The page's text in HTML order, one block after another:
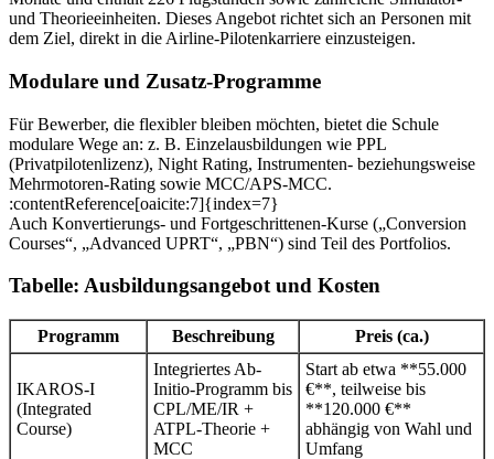
und Theorieeinheiten. Dieses Angebot richtet sich an Personen mit
dem Ziel, direkt in die Airline-Pilotenkarriere einzusteigen.
Modulare und Zusatz-Programme
Für Bewerber, die flexibler bleiben möchten, bietet die Schule
modulare Wege an: z. B. Einzelausbildungen wie PPL
(Privatpilotenlizenz), Night Rating, Instrumenten- beziehungsweise
Mehrmotoren‐Rating sowie MCC/APS-MCC.
:contentReference[oaicite:7]{index=7}
Auch Konvertierungs- und Fortgeschrittenen-Kur­s­e („Conversion
Courses“, „Advanced UPRT“, „PBN“) sind Teil des Portfolios.
Tabelle: Ausbildungsangebot und Kosten
Programm Beschreibung Preis (ca.)
IKAROS-I
(Integrated
Course)
Integriertes Ab-
Initio-Programm bis
CPL/ME/IR +
ATPL-Theorie +
MCC
Start ab etwa **55.000
€**, teilweise bis
**120.000 €**
abhängig von Wahl und
Umfang